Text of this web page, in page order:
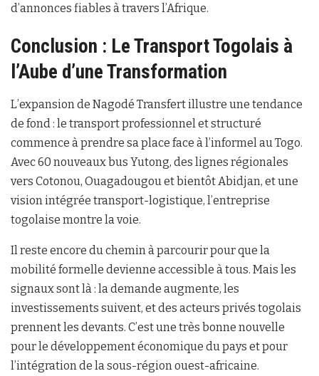
d’annonces fiables à travers l’Afrique.
Conclusion : Le Transport Togolais à
l’Aube d’une Transformation
L’expansion de Nagodé Transfert illustre une tendance
de fond : le transport professionnel et structuré
commence à prendre sa place face à l’informel au Togo.
Avec 60 nouveaux bus Yutong, des lignes régionales
vers Cotonou, Ouagadougou et bientôt Abidjan, et une
vision intégrée transport-logistique, l’entreprise
togolaise montre la voie.
Il reste encore du chemin à parcourir pour que la
mobilité formelle devienne accessible à tous. Mais les
signaux sont là : la demande augmente, les
investissements suivent, et des acteurs privés togolais
prennent les devants. C’est une très bonne nouvelle
pour le développement économique du pays et pour
l’intégration de la sous-région ouest-africaine.